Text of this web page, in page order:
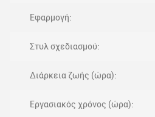
Εφαρμογή:
Στυλ σχεδιασμού:
Διάρκεια ζωής (ώρα):
Εργασιακός χρόνος (ώρα):